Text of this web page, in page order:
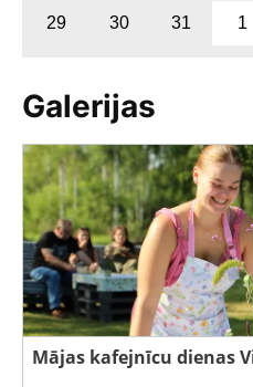
29 30 31 1
Galerijas
Mājas kafejnīcu dienas